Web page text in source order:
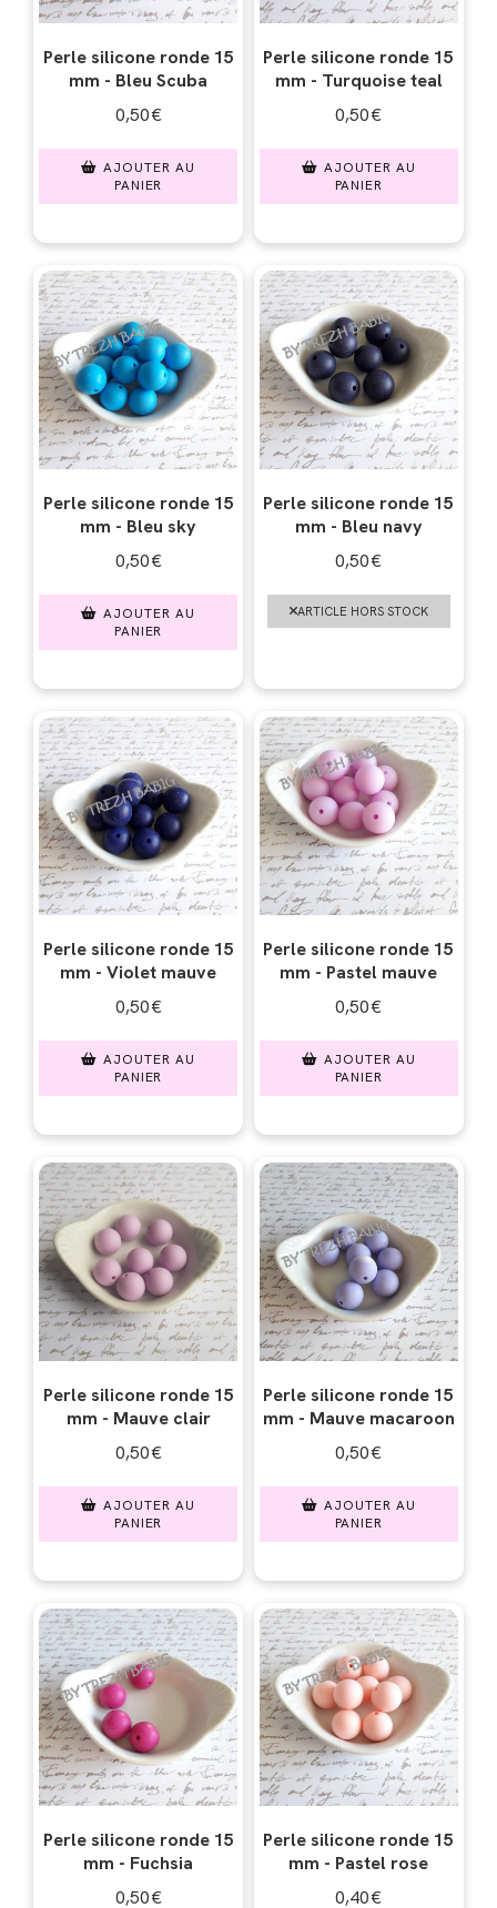
Perle silicone ronde 15
mm - Bleu Scuba
0,50€
AJOUTER AU
PANIER
Perle silicone ronde 15
mm - Turquoise teal
0,50€
AJOUTER AU
PANIER
Perle silicone ronde 15
mm - Bleu sky
0,50€
AJOUTER AU
PANIER
Perle silicone ronde 15
mm - Bleu navy
0,50€
ARTICLE HORS STOCK
Perle silicone ronde 15
mm - Violet mauve
0,50€
AJOUTER AU
PANIER
Perle silicone ronde 15
mm - Pastel mauve
0,50€
AJOUTER AU
PANIER
Perle silicone ronde 15
mm - Mauve clair
0,50€
AJOUTER AU
PANIER
Perle silicone ronde 15
mm - Mauve macaroon
0,50€
AJOUTER AU
PANIER
Perle silicone ronde 15
mm - Fuchsia
0,50€
Perle silicone ronde 15
mm - Pastel rose
0,40€